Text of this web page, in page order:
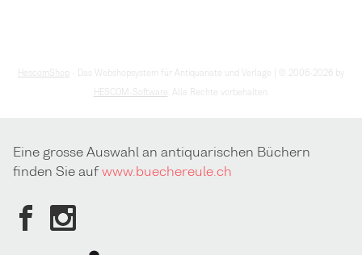
HescomShop
- Das Webshopsystem für Antiquariate und Verlage | © 2006-2026 by
HESCOM-Software
. Alle Rechte vorbehalten.
Eine grosse Auswahl an antiquarischen Büchern
finden Sie aufwww.buechereule.ch